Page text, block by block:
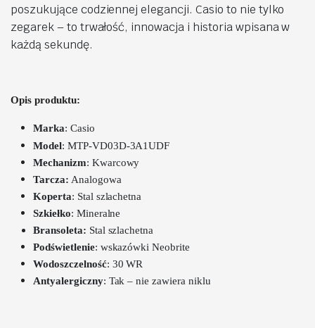
poszukujące codziennej elegancji. Casio to nie tylko
zegarek – to trwałość, innowacja i historia wpisana w
każdą sekundę.
Opis produktu:
Marka: Casio
Model: MTP-VD03D-3A1UDF
Mechanizm: Kwarcowy
Tarcza: Analogowa
Koperta: Stal szlachetna
Szkiełko: Mineralne
Bransoleta: Stal szlachetna
Podświetlenie: wskazówki Neobrite
Wodoszczelność: 30 WR
Antyalergiczny: Tak – nie zawiera niklu